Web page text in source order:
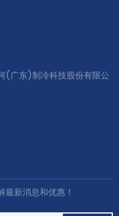
(广东)制冷科技股份有限公
最新消息和优惠！